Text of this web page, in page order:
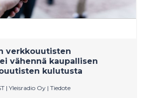
verkkouutisten
vähennä kaupallisen
kulutusta
| Yleisradio Oy | Tiedote